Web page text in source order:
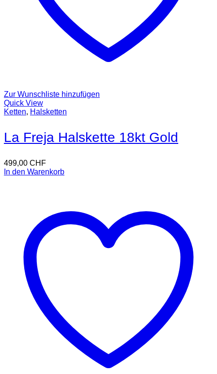
Zur Wunschliste hinzufügen
Quick View
Ketten, Halsketten
La Freja Halskette 18kt Gold
499,00 CHF
In den Warenkorb